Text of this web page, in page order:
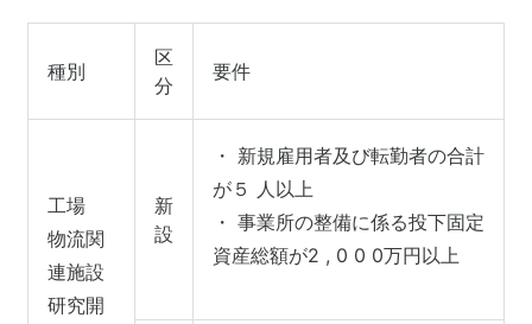
種別
区
分
要件
工場
物流関
連施設
研究開
新
設
・ 新規雇用者及び転勤者の合計
が５ 人以上
・ 事業所の整備に係る投下固定
資産総額が2 , 0 0 0万円以上